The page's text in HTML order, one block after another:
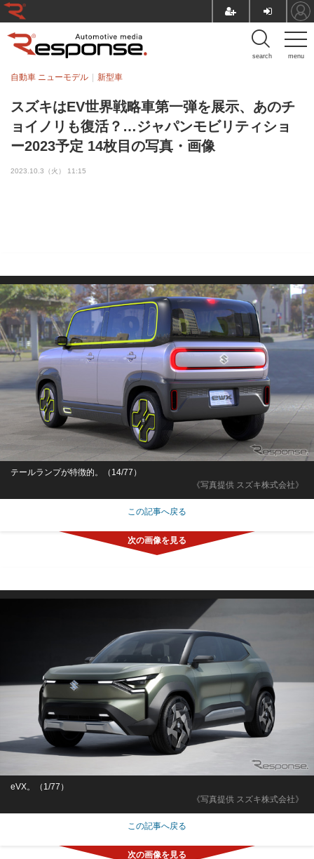
menu
search
スズキはEV世界戦略車第一弾を展示、あのチ
ョイノリも復活？…ジャパンモビリティショ
ー2023予定 14枚目の写真・画像
自動車 ニューモデル 新型車
2023.10.3（火） 11:15
《写真提供 スズキ株式会社》
テールランプが特徴的。（14/77）
この記事へ戻る
《写真提供 スズキ株式会社》
eVX。（1/77）
この記事へ戻る